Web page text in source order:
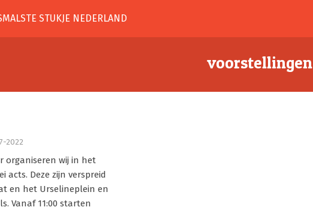
STUKJE NEDERLAND
voorstellingen
2022
organiseren wij in het
Deze zijn verspreid
en het Urselineplein en
Vanaf 11:00 starten